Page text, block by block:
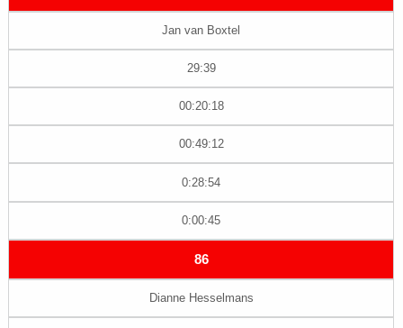
Jan van Boxtel
29:39
00:20:18
00:49:12
0:28:54
0:00:45
86
Dianne Hesselmans